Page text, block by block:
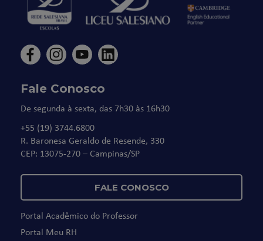
Fale Conosco
De segunda à sexta, das 7h30 às 16h30
+55 (19) 3744.6800
R. Baronesa Geraldo de Resende, 330
CEP: 13075-270 – Campinas/SP
FALE CONOSCO
Portal Acadêmico do Professor
Portal Meu RH